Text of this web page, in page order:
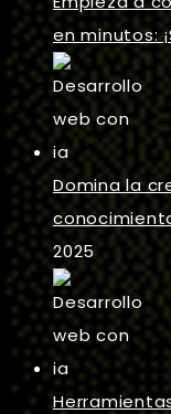
en minutos:
Domina la
2025